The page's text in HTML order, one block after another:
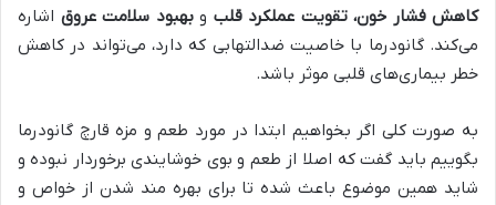
کاهش فشار خون، تقویت عملکرد قلب وبهبود سلامت عروق اشاره
می‌کند. گانودرما با خاصیت ضدالتهابی که دارد، می‌تواند در کاهش
خطر بیماری‌های قلبی موثر باشد.
به صورت کلی اگر بخواهیم ابتدا در مورد طعم و مزه قارچ گانودرما
بگوییم باید گفت که اصلا از طعم و بوی خوشایندی برخوردار نبوده و
شاید همین موضوع باعث شده تا برای بهره مند شدن از خواص و